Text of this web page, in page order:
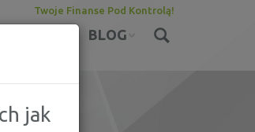
jak
Twoje Finanse Pod Kontrolą!
BLOG